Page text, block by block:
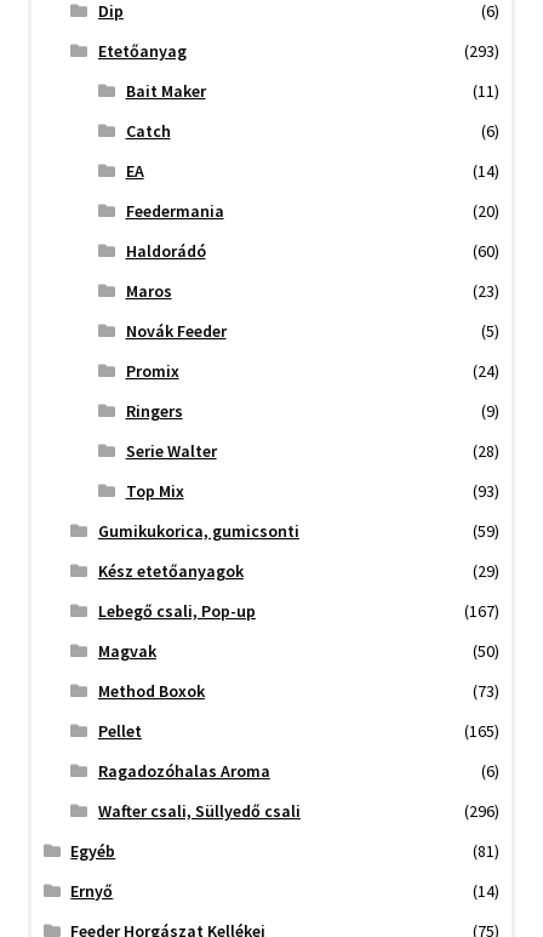
Dip
(6)
Etetőanyag
(293)
Bait Maker
(11)
Catch
(6)
EA
(14)
Feedermania
(20)
Haldorádó
(60)
Maros
(23)
Novák Feeder
(5)
Promix
(24)
Ringers
(9)
Serie Walter
(28)
Top Mix
(93)
Gumikukorica, gumicsonti
(59)
Kész etetőanyagok
(29)
Lebegő csali, Pop-up
(167)
Magvak
(50)
Method Boxok
(73)
Pellet
(165)
Ragadozóhalas Aroma
(6)
Wafter csali, Süllyedő csali
(296)
Egyéb
(81)
Ernyő
(14)
Feeder Horgászat Kellékei
(75)